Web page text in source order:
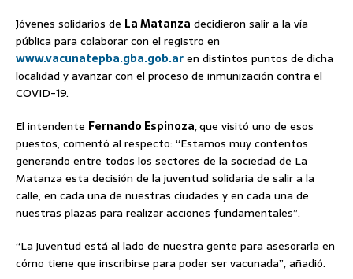
Jóvenes solidarios de La Matanza decidieron salir a la vía
pública para colaborar con el registro en
www.vacunatepba.gba.gob.aren distintos puntos de dicha
localidad y avanzar con el proceso de inmunización contra el
COVID-19.
El intendente Fernando Espinoza,que visitó uno de esos
puestos, comentó al respecto: “Estamos muy contentos
generando entre todos los sectores de la sociedad de La
Matanza esta decisión de la juventud solidaria de salir a la
calle, en cada una de nuestras ciudades y en cada una de
nuestras plazas para realizar acciones fundamentales”.
“La juventud está al lado de nuestra gente para asesorarla en
cómo tiene que inscribirse para poder ser vacunada”, añadió.